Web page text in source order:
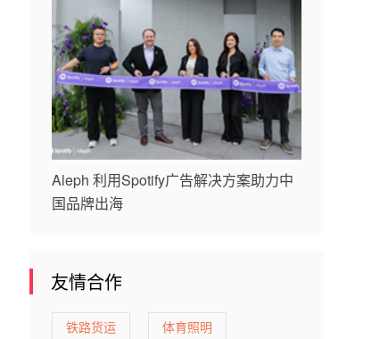
Aleph 利用Spotify广告解决方案助力中
国品牌出海
友情合作
铁路货运 体育照明